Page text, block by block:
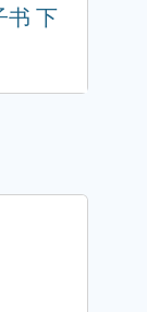
书 下